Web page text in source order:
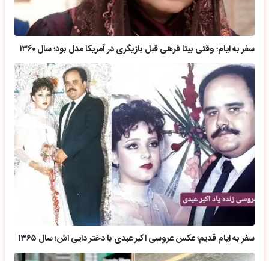
سفر به ایام؛ وقتی بیتا فرهی قبل بازیگری در آمریکا مدل بود؛ سال ۱۳۶۰
سفر به ایام قدیم؛ عکس عروسی اکبر عبدی با دختر دایی اش؛ سال ۱۳۶۵